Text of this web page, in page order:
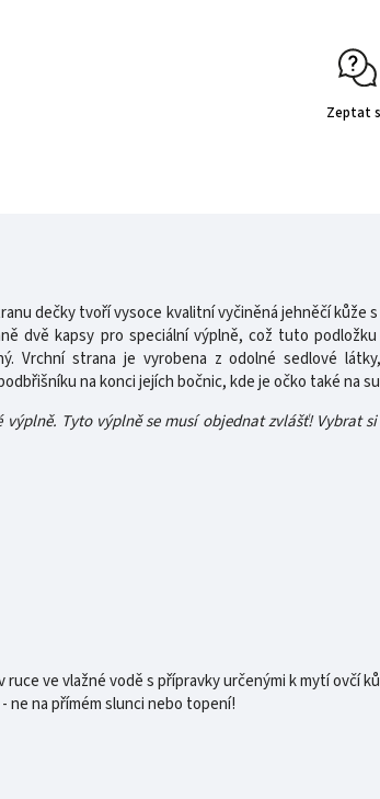
Zeptat
dečky tvoří vysoce kvalitní vyčiněná jehněčí kůže
dvě kapsy pro speciální výplně, což tuto
Vrchní strana je vyrobena z odolné sedlové
na konci jejích bočnic, kde je očko také na
Tyto výplně se musí objednat zvlášť! Vybrat
ve vlažné vodě s přípravky určenými k mytí ovčí
na přímém slunci nebo topení!